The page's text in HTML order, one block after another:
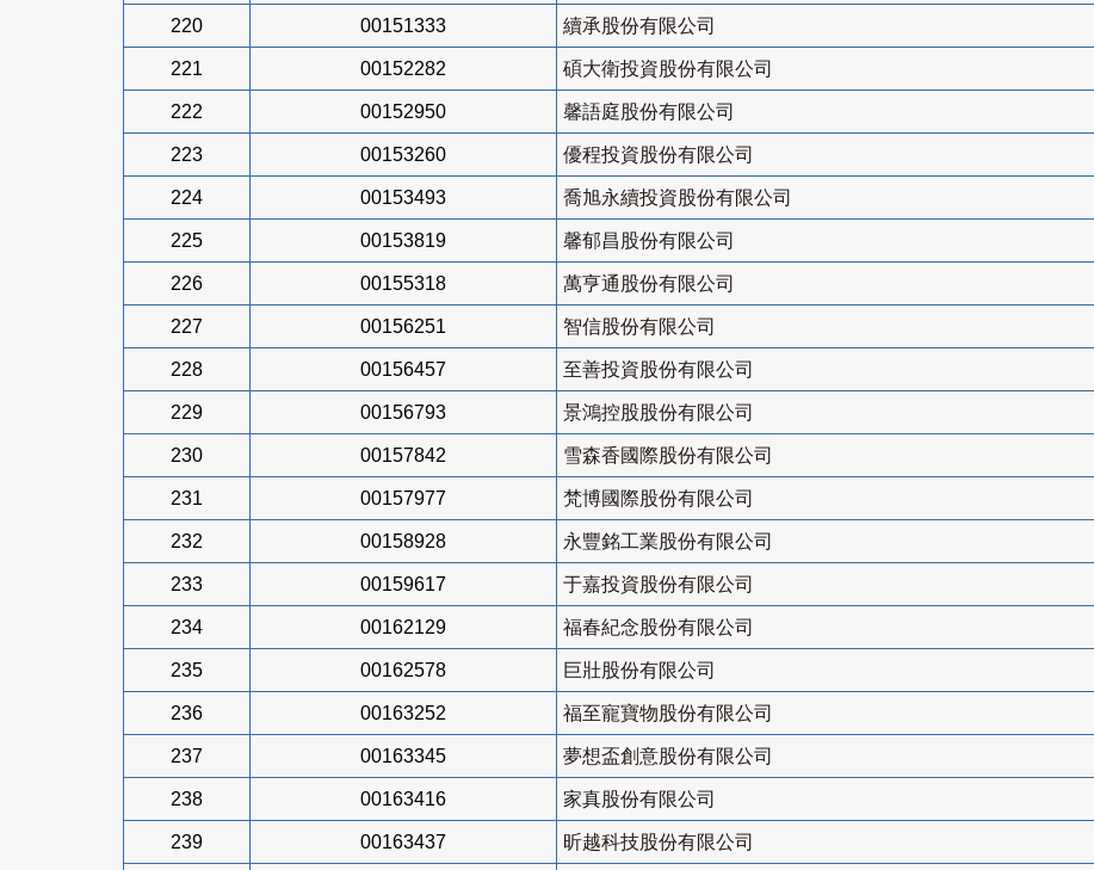
220 00151333 續承股份有限公司
221 00152282 碩大衛投資股份有限公司
222 00152950 馨語庭股份有限公司
223 00153260 優程投資股份有限公司
224 00153493 喬旭永續投資股份有限公司
225 00153819 馨郁昌股份有限公司
226 00155318 萬亨通股份有限公司
227 00156251 智信股份有限公司
228 00156457 至善投資股份有限公司
229 00156793 景鴻控股股份有限公司
230 00157842 雪森香國際股份有限公司
231 00157977 梵博國際股份有限公司
232 00158928 永豐銘工業股份有限公司
233 00159617 于嘉投資股份有限公司
234 00162129 福春紀念股份有限公司
235 00162578 巨壯股份有限公司
236 00163252 福至寵寶物股份有限公司
237 00163345 夢想盃創意股份有限公司
238 00163416 家真股份有限公司
239 00163437 昕越科技股份有限公司